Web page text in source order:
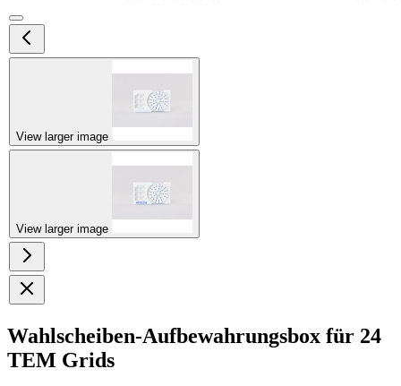
View larger image
View larger image
Wahlscheiben-Aufbewahrungsbox für 24
TEM Grids